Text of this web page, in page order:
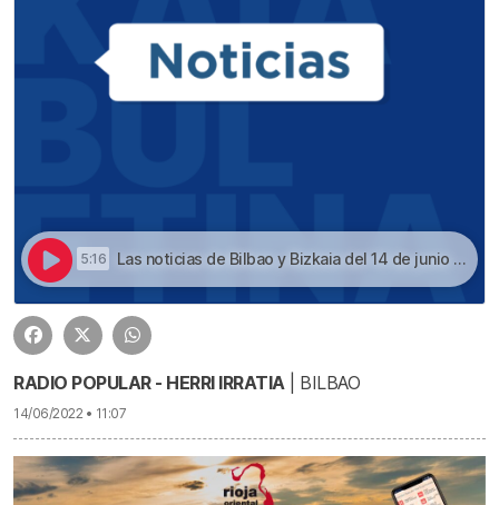
5:16 Las noticias de Bilbao y Bizkaia del 14 de junio a las 11 | Escucha las noticias de Bilbao y Bizkaia de las 11 con Juanma Jubera del 14 de junio
RADIO POPULAR - HERRI IRRATIA| BILBAO
14/06/2022 • 11:07